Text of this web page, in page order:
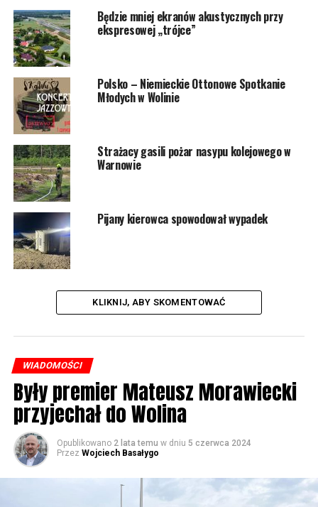
Mieszkańcy Wolina napisali petycję do Burmistrza
Wolina. Nie chcą, aby przy osiedlu domków
jednorodzinnych przy ul. Leśnej powstał tymczasowy
zakład recyklingu odpadów budowlanych.
Inwestor zamierza wybudować Zakład Recyklingu
Odpadów na innej działce położonej przy ulicy Trygława
1689 odsłon
POWIĄZANE TEMATY:
NASTĘPNY
„Wolin na wesoło” w najbliższy piątek
NIE PRZEGAP
Osy zadomowiły się na boisku w Kołczewie
Będzie mniej ekranów akustycznych przy
ekspresowej „trójce”
Polsko – Niemieckie Ottonowe Spotkanie
Młodych w Wolinie
Strażacy gasili pożar nasypu kolejowego w
Warnowie
Pijany kierowca spowodował wypadek
KLIKNIJ, ABY SKOMENTOWAĆ
WIADOMOŚCI
Były premier Mateusz Morawiecki
przyjechał do Wolina
Opublikowano 2 lata temu w dniu 5 czerwca 2024
Przez Wojciech Basałygo